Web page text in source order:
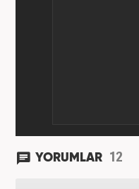
YORUMLAR 12